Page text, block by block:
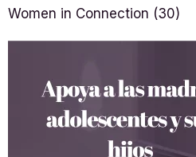
Women in Connection (30)